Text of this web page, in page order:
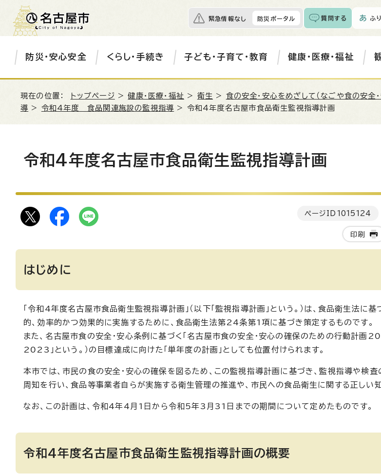
緊急情報なし 防災ポータル 質問する ふ
防災・安心安全 くらし・手続き 子ども・子育て・教育 健康・医療・福祉
現在の位置： トップページ >健康・医療・福祉 > 衛生 > 食の安全・安心をめざして（なごや食の安全
導 > 令和4年度 食品関連施設の監視指導 > 令和4年度名古屋市食品衛生監視指導計画
令和4年度名古屋市食品衛生監視指導計画
ページID 1015124
印刷
はじめに
「令和4年度名古屋市食品衛生監視指導計画」（以下「監視指導計画」という。）は、食品衛生法に
的、効率的かつ効果的に実施するために、食品衛生法第24条第1項に基づき策定するものです。
また、名古屋市食の安全・安心条例に基づく「名古屋市食の安全・安心の確保のための行動計画
2023」という。）の目標達成に向けた「単年度の計画」としても位置付けられます。
本市では、市民の食の安全・安心の確保を図るため、この監視指導計画に基づき、監視指導や検査
周知を行い、食品等事業者自らが実施する衛生管理の推進や、市民への食品衛生に関する正しい
なお、この計画は、令和4年4月1日から令和5年3月31日までの期間について定めたものです。
令和4年度名古屋市食品衛生監視指導計画の概要